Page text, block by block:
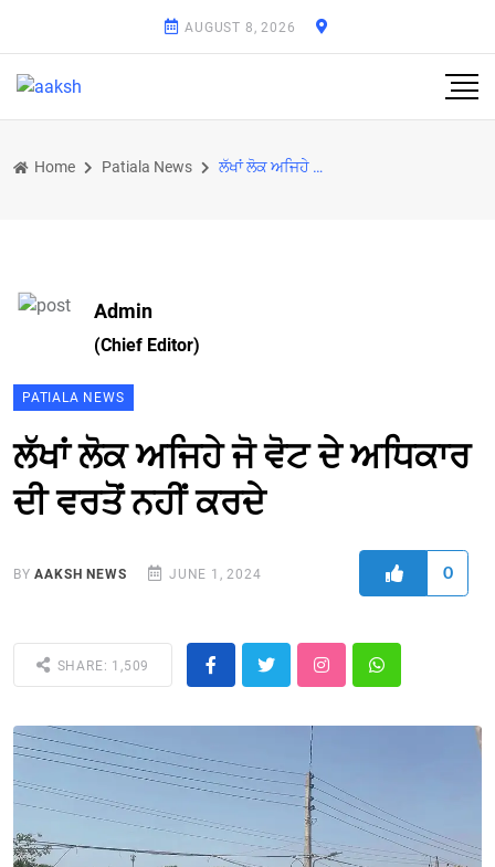
AUGUST 8, 2026
Home Patiala News ਲੱਖਾਂ ਲੋਕ ਅਜਿਹੇ ਜੋ ਵੋਟ ਦੇ ਅਧਿਕਾਰ ਦੀ ਵਰਤੋਂ ਨਹੀਂ ਕਰਦੇ
Admin
(Chief Editor)
PATIALA NEWS
ਲੱਖਾਂ ਲੋਕ ਅਜਿਹੇ ਜੋ ਵੋਟ ਦੇ ਅਧਿਕਾਰ
ਦੀ ਵਰਤੋਂ ਨਹੀਂ ਕਰਦੇ
BYAAKSH NEWS JUNE 1, 2024 0
SHARE: 1,509